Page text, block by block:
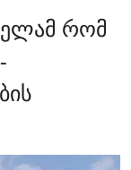
რომ